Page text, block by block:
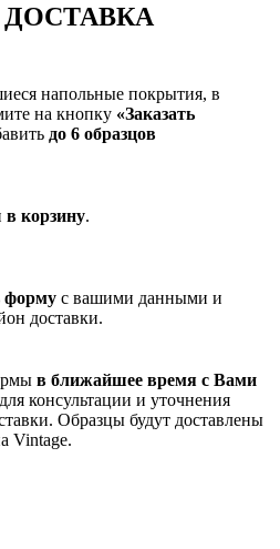
ДОСТАВКА
напольные покрытия, в
на кнопку «Заказать
до 6 образцов
в корзину.
форму с вашими данными и
доставки.
в ближайшее время с Вами
для консультации и уточнения
Образцы будут доставлены
Vintage.